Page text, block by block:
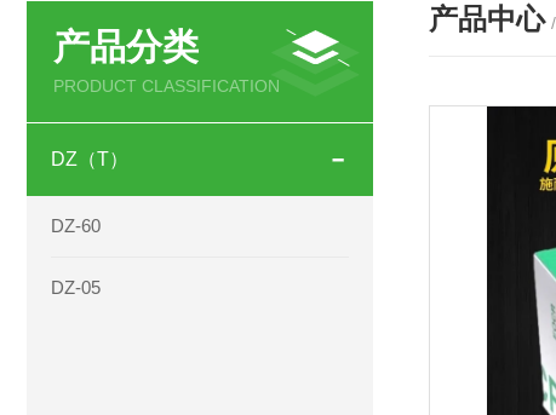
产品分类
PRODUCT CLASSIFICATION
DZ（T）
DZ-60
DZ-05
产品中心